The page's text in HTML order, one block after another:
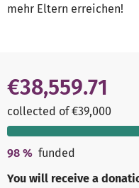
mehr Eltern erreichen!
€38,559.71
collected of €39,000
98 % funded
You will receive a